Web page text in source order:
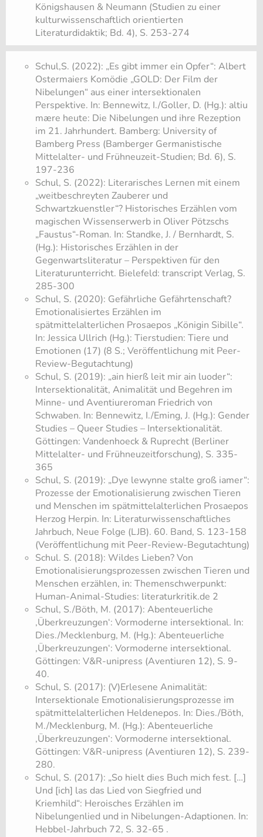
Königshausen & Neumann (Studien zu einer
kulturwissenschaftlich orientierten
Literaturdidaktik; Bd. 4), S. 253-274
Schul,S. (2022): „Es gibt immer ein Opfer“: Albert
Ostermaiers Komödie „GOLD: Der Film der
Nibelungen“ aus einer intersektionalen
Perspektive. In: Bennewitz, I./Goller, D. (Hg.): altiu
mære heute: Die Nibelungen und ihre Rezeption
im 21. Jahrhundert. Bamberg: University of
Bamberg Press (Bamberger Germanistische
Mittelalter- und Frühneuzeit-Studien; Bd. 6), S.
197-236
Schul, S. (2022): Literarisches Lernen mit einem
„weitbeschreyten Zauberer und
Schwartzkuenstler“? Historisches Erzählen vom
magischen Wissenserwerb in Oliver Pötzschs
„Faustus“-Roman. In: Standke, J. / Bernhardt, S.
(Hg.): Historisches Erzählen in der
Gegenwartsliteratur – Perspektiven für den
Literaturunterricht. Bielefeld: transcript Verlag, S.
285-300
Schul, S. (2020): Gefährliche Gefährtenschaft?
Emotionalisiertes Erzählen im
spätmittelalterlichen Prosaepos „Königin Sibille“.
In: Jessica Ullrich (Hg.): Tierstudien: Tiere und
Emotionen (17) (8 S.; Veröffentlichung mit Peer-
Review-Begutachtung)
Schul, S. (2019): „ain hierß leit mir ain luoder“:
Intersektionalität, Animalität und Begehren im
Minne- und Aventiureroman Friedrich von
Schwaben. In: Bennewitz, I./Eming, J. (Hg.): Gender
Studies – Queer Studies – Intersektionalität.
Göttingen: Vandenhoeck & Ruprecht (Berliner
Mittelalter- und Frühneuzeitforschung), S. 335-
365
Schul, S. (2019): „Dye lewynne stalte groß iamer“:
Prozesse der Emotionalisierung zwischen Tieren
und Menschen im spät­mittelalterlichen Prosaepos
Herzog Herpin. In: Literaturwissenschaftliches
Jahrbuch, Neue Folge (LJB). 60. Band, S. 123-158
(Veröffentlichung mit Peer-Review-Begutachtung)
Schul. S. (2018): Wildes Lieben? Von
Emotionalisierungsprozessen zwischen Tieren und
Menschen erzählen, in: Themenschwerpunkt:
Human-Animal-Studies: literaturkritik.de 2
Schul, S./Böth, M. (2017): Abenteuerliche
‚Überkreuzungen‘: Vormoderne intersektional. In:
Dies./Mecklenburg, M. (Hg.): Abenteuerliche
‚Überkreuzungen‘: Vormoderne intersektional.
Göttingen: V&R-unipress (Aventiuren 12), S. 9-
40.
Schul, S. (2017): (V)Erlesene Animalität:
Intersektionale Emotionalisierungsprozesse im
spätmittelalterlichen Heldenepos. In: Dies./Böth,
M./Mecklenburg, M. (Hg.): Abenteuerliche
‚Überkreuzungen‘: Vormoderne intersektional.
Göttingen: V&R-unipress (Aventiuren 12), S. 239-
280.
Schul, S. (2017): „So hielt dies Buch mich fest. […]
Und [ich] las das Lied von Siegfried und
Kriemhild“: Heroisches Erzählen im
Nibelungenlied und in Nibelungen-Adaptionen. In:
Hebbel-Jahrbuch 72, S. 32-65 .